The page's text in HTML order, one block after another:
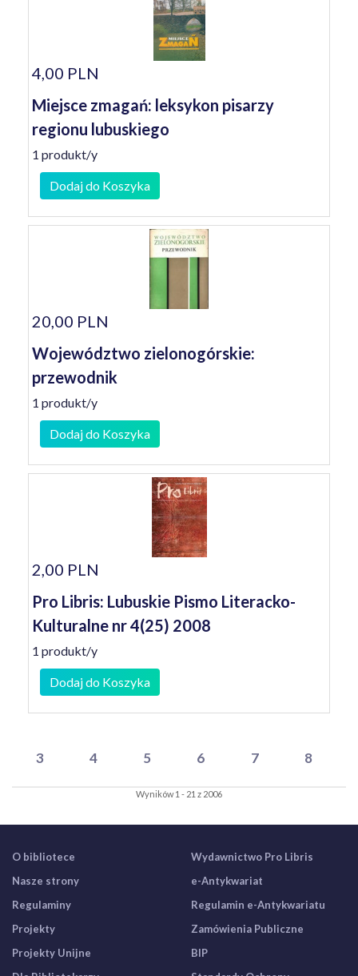
4,00 PLN
Miejsce zmagań: leksykon pisarzy
regionu lubuskiego
1 produkt/y
Dodaj do Koszyka
20,00 PLN
Województwo zielonogórskie:
przewodnik
1 produkt/y
Dodaj do Koszyka
2,00 PLN
Pro Libris: Lubuskie Pismo Literacko-
Kulturalne nr 4(25) 2008
1 produkt/y
Dodaj do Koszyka
3 4 5 6 7 8
Wyników 1 - 21 z 2006
O bibliotece
Nasze strony
Regulaminy
Projekty
Projekty Unijne
Wydawnictwo Pro Libris
e-Antykwariat
Regulamin e-Antykwariatu
Zamówienia Publiczne
BIP